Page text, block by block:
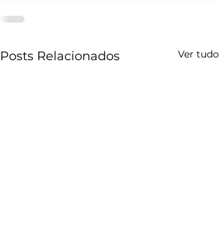
Posts Relacionados Ver tudo